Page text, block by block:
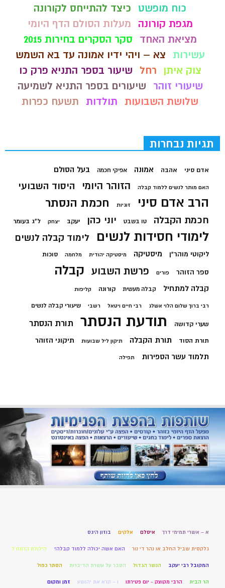
כוח מופשט
כיצד להתייחס לקורונה
מגפת קורונה
מעלות הסולם הדף היומי
מציאת האחד
סקר הסקרים בחירות 2015
עשירות צא – ויהי ידיו אמונה עד בא השמש
צוק איתן
רחל
שיעור בספר התניא פרק כו
שיעורי זוהר
שיעורים בספר התניא לשמיעה
שלושת השבועות תולדות תשעח כפרות
תגיות נבחרות
אדם סיני אהבה אמונה אפיקי חכמה בעל הסולם
האם מותר לנשים ללמוד קבלה הזוהר היומי היסוד השבועי
הרב אדם סיני זוגיות חכמת הנסתר
חכמת הקבלה טו בשבט יוני כהן יעקב יצחק ל"ג בעומר
לימודי חסידות לנשים לימוד קבלה לנשים
ליקוטי מוהר"ן מיסטיקה מיסטיקה יהודית מלחמה סוכות
ספר הזוהר פורים פרשת השבוע קבלה
קבלה למתחיל קבלה מעשית קורונה קליפות
רבי ברוך שלום הלוי אשלג רבי חיים ויטאל רשבי שיעורי קבלה לנשים
שערי קדושה תודעת הנסתר תורת הנסתר
תורת הסוד תורת הקבלה תיקון ליל שבועות תיקוני הזוהר
תלמוד עשר הספירות תפילה
א – אשרי תמימי דרך איסלם אלקים בוזון היגס
גלקסית שביל החלב או נהר די נור האם אשה יכולה ללמוד קבלה? הילולת הרמח ל
המקובל רבי יעקב הנשר הגדול הסבר על עשרת הדיברות הסתר כפול
הר הבית הרבי מקוצק - יום פטירתו ו – קרא את יהושע זמן ומקום